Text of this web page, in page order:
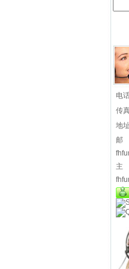
电
传
地
邮
主